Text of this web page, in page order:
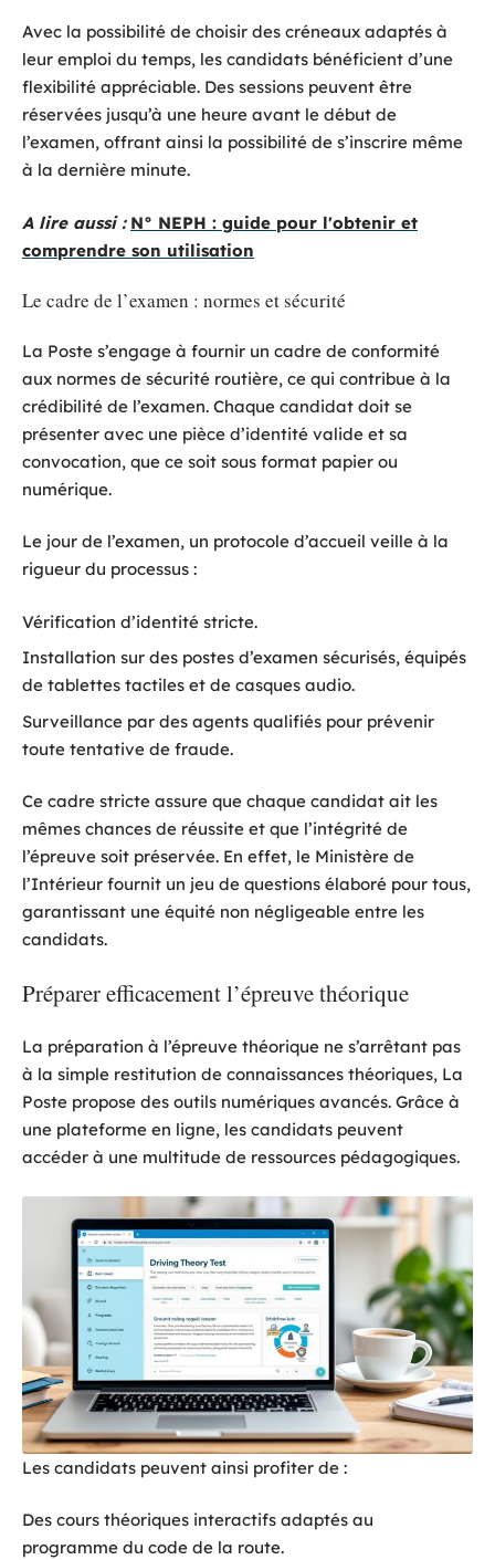
Avec la possibilité de choisir des créneaux adaptés à
leur emploi du temps, les candidats bénéficient d’une
flexibilité appréciable. Des sessions peuvent être
réservées jusqu’à une heure avant le début de
l’examen, offrant ainsi la possibilité de s’inscrire même
à la dernière minute.
A lire aussi : N° NEPH : guide pour l'obtenir et
comprendre son utilisation
Le cadre de l’examen : normes et sécurité
La Poste s’engage à fournir un cadre de conformité
aux normes de sécurité routière, ce qui contribue à la
crédibilité de l’examen. Chaque candidat doit se
présenter avec une pièce d’identité valide et sa
convocation, que ce soit sous format papier ou
numérique.
Le jour de l’examen, un protocole d’accueil veille à la
rigueur du processus :
Vérification d’identité stricte.
Installation sur des postes d’examen sécurisés, équipés
de tablettes tactiles et de casques audio.
Surveillance par des agents qualifiés pour prévenir
toute tentative de fraude.
Ce cadre stricte assure que chaque candidat ait les
mêmes chances de réussite et que l’intégrité de
l’épreuve soit préservée. En effet, le Ministère de
l’Intérieur fournit un jeu de questions élaboré pour tous,
garantissant une équité non négligeable entre les
candidats.
Préparer efficacement l’épreuve théorique
La préparation à l’épreuve théorique ne s’arrêtant pas
à la simple restitution de connaissances théoriques, La
Poste propose des outils numériques avancés. Grâce à
une plateforme en ligne, les candidats peuvent
accéder à une multitude de ressources pédagogiques.
Les candidats peuvent ainsi profiter de :
Des cours théoriques interactifs adaptés au
programme du code de la route.